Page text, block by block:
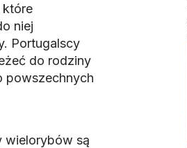
niej
Portugalscy
do rodziny
powszechnych
wielorybów są